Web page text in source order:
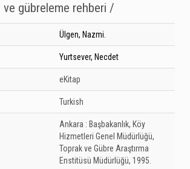
ve gübreleme rehberi /
Ülgen, Nazmi.
Yurtsever, Necdet
eKitap
Turkish
Ankara : Başbakanlık, Köy
Hizmetleri Genel Müdürlüğü,
Toprak ve Gübre Araştırma
Enstitüsü Müdürlüğü, 1995.